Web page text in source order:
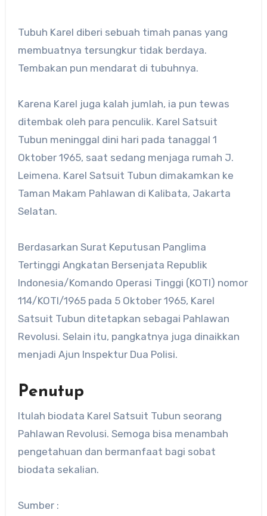
Tubuh Karel diberi sebuah timah panas yang
membuatnya tersungkur tidak berdaya.
Tembakan pun mendarat di tubuhnya.
Karena Karel juga kalah jumlah, ia pun tewas
ditembak oleh para penculik. Karel Satsuit
Tubun meninggal dini hari pada tanaggal 1
Oktober 1965, saat sedang menjaga rumah J.
Leimena. Karel Satsuit Tubun dimakamkan ke
Taman Makam Pahlawan di Kalibata, Jakarta
Selatan.
Berdasarkan Surat Keputusan Panglima
Tertinggi Angkatan Bersenjata Republik
Indonesia/Komando Operasi Tinggi (KOTI) nomor
114/KOTI/1965 pada 5 Oktober 1965, Karel
Satsuit Tubun ditetapkan sebagai Pahlawan
Revolusi. Selain itu, pangkatnya juga dinaikkan
menjadi Ajun Inspektur Dua Polisi.
Penutup
Itulah biodata Karel Satsuit Tubun seorang
Pahlawan Revolusi. Semoga bisa menambah
pengetahuan dan bermanfaat bagi sobat
biodata sekalian.
Sumber :